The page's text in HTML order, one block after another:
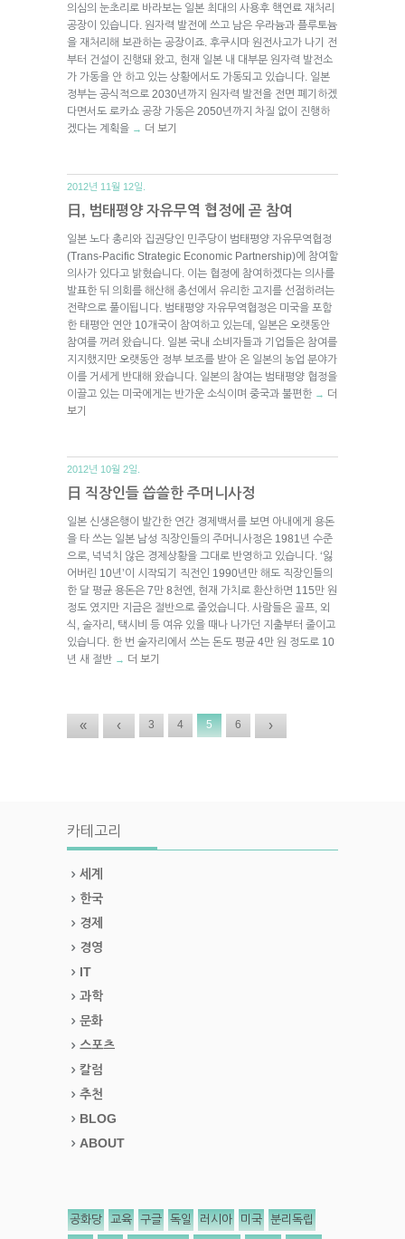
의심의 눈초리로 바라보는 일본 최대의 사용후 핵연료 재처리
공장이 있습니다. 원자력 발전에 쓰고 남은 우라늄과 플루토늄
을 재처리해 보관하는 공장이죠. 후쿠시마 원전사고가 나기 전
부터 건설이 진행돼 왔고, 현재 일본 내 대부분 원자력 발전소
가 가동을 안 하고 있는 상황에서도 가동되고 있습니다. 일본
정부는 공식적으로 2030년까지 원자력 발전을 전면 폐기하겠
다면서도 로카쇼 공장 가동은 2050년까지 차질 없이 진행하
겠다는 계획을 → 더 보기
2012년 11월 12일.
日, 범태평양 자유무역 협정에 곧 참여
일본 노다 총리와 집권당인 민주당이 범태평양 자유무역협정
(Trans-Pacific Strategic Economic Partnership)에 참여할
의사가 있다고 밝혔습니다. 이는 협정에 참여하겠다는 의사를
발표한 뒤 의회를 해산해 총선에서 유리한 고지를 선점하려는
전략으로 풀이됩니다. 범태평양 자유무역협정은 미국을 포함
한 태평안 연안 10개국이 참여하고 있는데, 일본은 오랫동안
참여를 꺼려 왔습니다. 일본 국내 소비자들과 기업들은 참여를
지지했지만 오랫동안 정부 보조를 받아 온 일본의 농업 분야가
이를 거세게 반대해 왔습니다. 일본의 참여는 범태평양 협정을
이끌고 있는 미국에게는 반가운 소식이며 중국과 불편한 → 더
보기
2012년 10월 2일.
日 직장인들 씁쓸한 주머니사정
일본 신생은행이 발간한 연간 경제백서를 보면 아내에게 용돈
을 타 쓰는 일본 남성 직장인들의 주머니사정은 1981년 수준
으로, 넉넉치 않은 경제상황을 그대로 반영하고 있습니다. ‘잃
어버린 10년’이 시작되기 직전인 1990년만 해도 직장인들의
한 달 평균 용돈은 7만 8천엔, 현재 가치로 환산하면 115만 원
정도 였지만 지금은 절반으로 줄었습니다. 사람들은 골프, 외
식, 술자리, 택시비 등 여유 있을 때나 나가던 지출부터 줄이고
있습니다. 한 번 술자리에서 쓰는 돈도 평균 4만 원 정도로 10
년 새 절반 → 더 보기
« ‹ 3 4 5 6 ›
카테고리
세계
한국
경제
경영
IT
과학
문화
스포츠
칼럼
추천
BLOG
ABOUT
공화당 교육 구글 독일 러시아 미국 분리독립